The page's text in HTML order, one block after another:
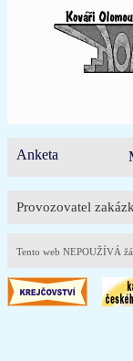
Anketa
Provozovatel
Tento web NEPOUŽÍVÁ